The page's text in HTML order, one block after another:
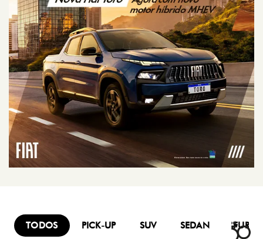
TODOS PICK-UP SUV SEDAN